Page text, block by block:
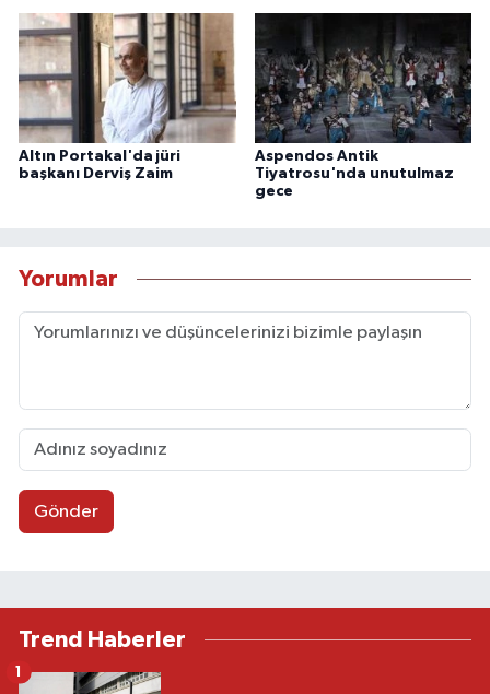
Altın Portakal'da jüri
başkanı Derviş Zaim
Aspendos Antik
Tiyatrosu'nda unutulmaz
gece
Yorumlar
Gönder
Trend Haberler
1